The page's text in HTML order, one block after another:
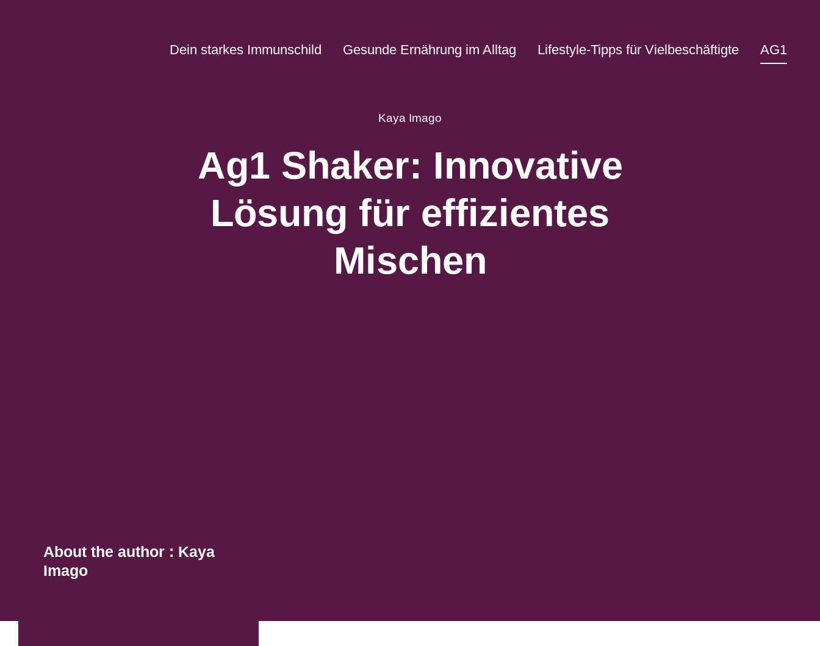
Dein starkes Immunschild Gesunde Ernährung im Alltag Lifestyle-Tipps für Vielbeschäftigte AG1
Kaya Imago
Ag1 Shaker: Innovative
Lösung für effizientes
Mischen
About the author : Kaya
Imago